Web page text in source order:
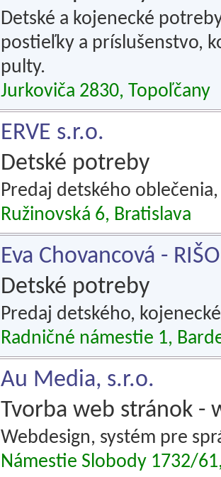
Detské a kojenecké
postieľky a príslušenstvo,
pulty.
Jurkoviča 2830, Topoľčany
ERVE s.r.o.
Detské potreby
Predaj detského
Ružinovská 6, Bratislava
Eva Chovancová - RIŠO
Detské potreby
Predaj detského,
Radničné námestie 1,
Au Media, s.r.o.
Tvorba web stránok -
Webdesign, systém pre
Námestie Slobody 1732/